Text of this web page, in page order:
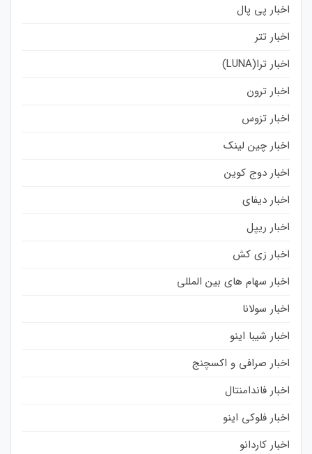
اخبار پی پال
اخبار تتر
اخبار ترا(LUNA)
اخبار ترون
اخبار تزوس
اخبار چین لینک
اخبار دوج کوین
اخبار دیفای
اخبار ریپل
اخبار زی کش
اخبار سهام های بین المللی
اخبار سولانا
اخبار شیبا اینو
اخبار صرافی و اکسچنج
اخبار فاندامنتال
اخبار فلوکی اینو
اخبار کاردانو